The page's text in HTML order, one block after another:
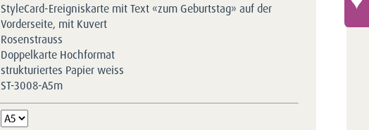
StyleCard-Ereigniskarte mit Text «zum Geburtstag» auf der
Vorderseite, mit Kuvert
Rosenstrauss
Doppelkarte Hochformat
strukturiertes Papier weiss
ST-3008-A5m